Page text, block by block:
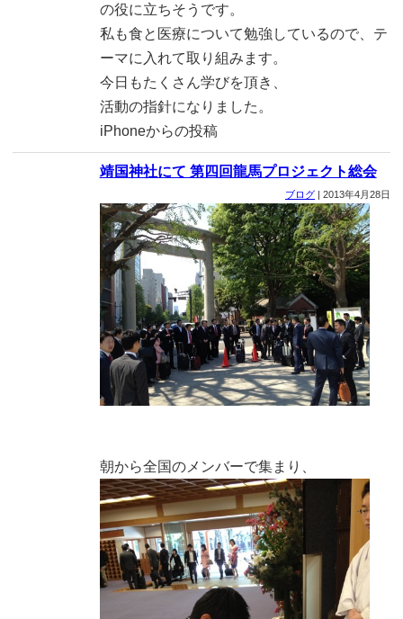
の役に立ちそうです。
私も食と医療について勉強しているので、テ
ーマに入れて取り組みます。
今日もたくさん学びを頂き、
活動の指針になりました。
iPhoneからの投稿
靖国神社にて 第四回龍馬プロジェクト総会
ブログ | 2013年4月28日
朝から全国のメンバーで集まり、